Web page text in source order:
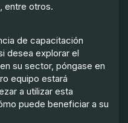
entre otros.
de capacitación
desea explorar el
su sector, póngase en
equipo estará
a utilizar esta
puede beneficiar a su